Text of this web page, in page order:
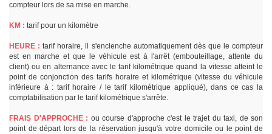
compteur lors de sa mise en marche.
KM : tarif pour un kilomètre
HEURE : tarif horaire, il s'enclenche automatiquement dès que le compteur
est en marche et que le véhicule est à l'arrêt (embouteillage, attente du
client) ou en alternance avec le tarif kilométrique quand la vitesse atteint le
point de conjonction des tarifs horaire et kilométrique (vitesse du véhicule
inférieure à : tarif horaire / le tarif kilométrique appliqué), dans ce cas la
comptabilisation par le tarif kilométrique s'arrête.
FRAIS D'APPROCHE : ou course d'approche c'est le trajet du taxi, de son
point de départ lors de la réservation jusqu'à votre domicile ou le point de